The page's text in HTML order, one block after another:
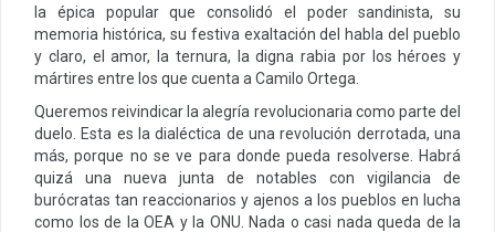
la épica popular que consolidó el poder sandinista, su
memoria histórica, su festiva exaltación del habla del pueblo
y claro, el amor, la ternura, la digna rabia por los héroes y
mártires entre los que cuenta a Camilo Ortega.
Queremos reivindicar la alegría revolucionaria como parte del
duelo. Esta es la dialéctica de una revolución derrotada, una
más, porque no se ve para donde pueda resolverse. Habrá
quizá una nueva junta de notables con vigilancia de
burócratas tan reaccionarios y ajenos a los pueblos en lucha
como los de la OEA y la ONU. Nada o casi nada queda de la